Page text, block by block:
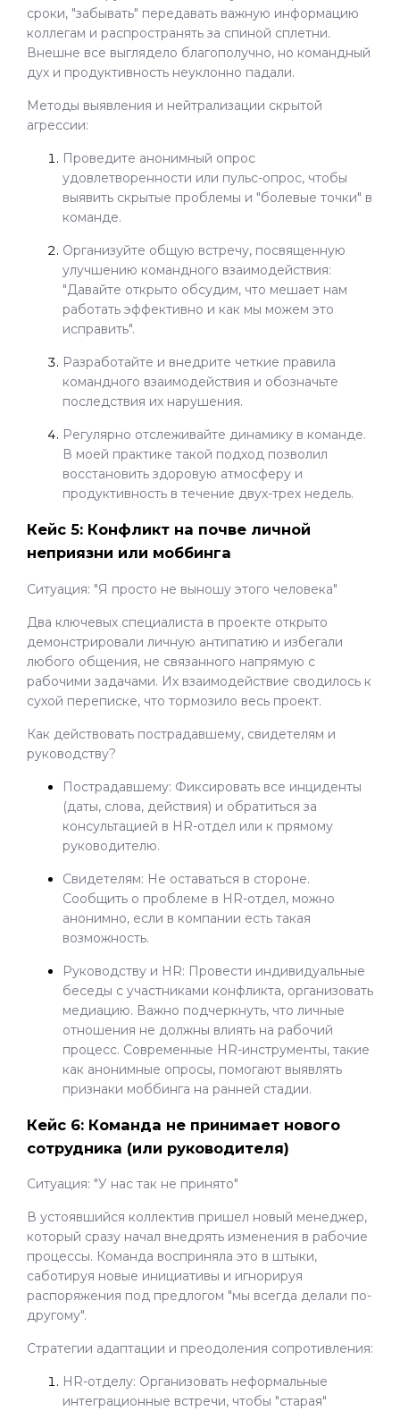
сроки, "забывать" передавать важную информацию
коллегам и распространять за спиной сплетни.
Внешне все выглядело благополучно, но командный
дух и продуктивность неуклонно падали.
Методы выявления и нейтрализации скрытой
агрессии:
Проведите анонимный опрос
удовлетворенности или пульс-опрос, чтобы
выявить скрытые проблемы и "болевые точки" в
команде.
Организуйте общую встречу, посвященную
улучшению командного взаимодействия:
"Давайте открыто обсудим, что мешает нам
работать эффективно и как мы можем это
исправить".
Разработайте и внедрите четкие правила
командного взаимодействия и обозначьте
последствия их нарушения.
Регулярно отслеживайте динамику в команде.
В моей практике такой подход позволил
восстановить здоровую атмосферу и
продуктивность в течение двух-трех недель.
Кейс 5: Конфликт на почве личной
неприязни или моббинга
Ситуация: "Я просто не выношу этого человека"
Два ключевых специалиста в проекте открыто
демонстрировали личную антипатию и избегали
любого общения, не связанного напрямую с
рабочими задачами. Их взаимодействие сводилось к
сухой переписке, что тормозило весь проект.
Как действовать пострадавшему, свидетелям и
руководству?
Пострадавшему: Фиксировать все инциденты
(даты, слова, действия) и обратиться за
консультацией в HR-отдел или к прямому
руководителю.
Свидетелям: Не оставаться в стороне.
Сообщить о проблеме в HR-отдел, можно
анонимно, если в компании есть такая
возможность.
Руководству и HR: Провести индивидуальные
беседы с участниками конфликта, организовать
медиацию. Важно подчеркнуть, что личные
отношения не должны влиять на рабочий
процесс. Современные HR-инструменты, такие
как анонимные опросы, помогают выявлять
признаки моббинга на ранней стадии.
Кейс 6: Команда не принимает нового
сотрудника (или руководителя)
Ситуация: "У нас так не принято"
В устоявшийся коллектив пришел новый менеджер,
который сразу начал внедрять изменения в рабочие
процессы. Команда восприняла это в штыки,
саботируя новые инициативы и игнорируя
распоряжения под предлогом "мы всегда делали по-
другому".
Стратегии адаптации и преодоления сопротивления:
HR-отделу: Организовать неформальные
интеграционные встречи, чтобы "старая"